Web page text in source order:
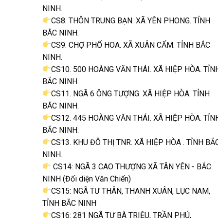
NINH.
CS8. THÔN TRUNG BẠN. XÃ YÊN PHONG. TỈNH
BẮC NINH.
CS9. CHỢ PHỐ HOA. XÃ XUÂN CẨM. TỈNH BẮC
NINH.
CS10. 500 HOÀNG VĂN THÁI. XÃ HIỆP HÒA.
BẮC NINH.
CS11. NGÃ 6 ÔNG TƯỢNG. XÃ HIỆP HÒA. TỈNH
BẮC NINH.
CS12. 445 HOÀNG VĂN THÁI. XÃ HIỆP HÒA.
BẮC NINH.
CS13. KHU ĐÔ THỊ TNR. XÃ HIỆP HÒA . TỈNH
NINH.
CS14: NGÃ 3 CAO THƯỢNG XÃ TÂN YÊN - BẮC
NINH (Đối diện Văn Chiến)
CS15: NGÃ TƯ THÂN, THANH XUÂN, LỤC NAM,
TỈNH BẮC NINH
CS16: 281 NGÃ TƯ BÀ TRIỆU, TRẦN PHÚ,